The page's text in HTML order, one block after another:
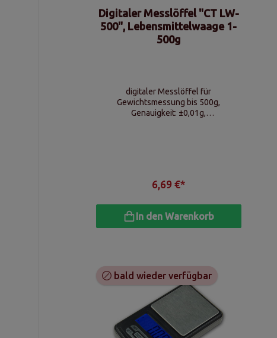
Digitaler Messlöffel "CT LW-
500", Lebensmittelwaage 1-
500g
digitaler Messlöffel für
Gewichtsmessung bis 500g,
Genauigkeit: ±0,01g,
6,69 €*
In den Warenkorb
bald wieder verfügbar